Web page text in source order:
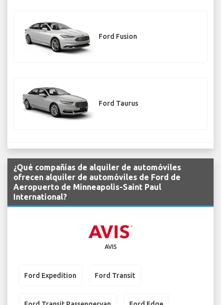
Ford Fusion
Ford Taurus
¿Qué compañías de alquiler de automóviles
ofrecen alquiler de automóviles de Ford de
Aeropuerto de Minneapolis-Saint Paul
International?
AVIS
Ford Expedition Ford Transit